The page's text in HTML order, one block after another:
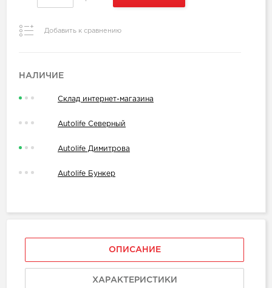
Добавить к сравнению
НАЛИЧИЕ
Склад интернет-магазина
Autolife Северный
Autolife Димитрова
Autolife Бункер
ОПИСАНИЕ
ХАРАКТЕРИСТИКИ